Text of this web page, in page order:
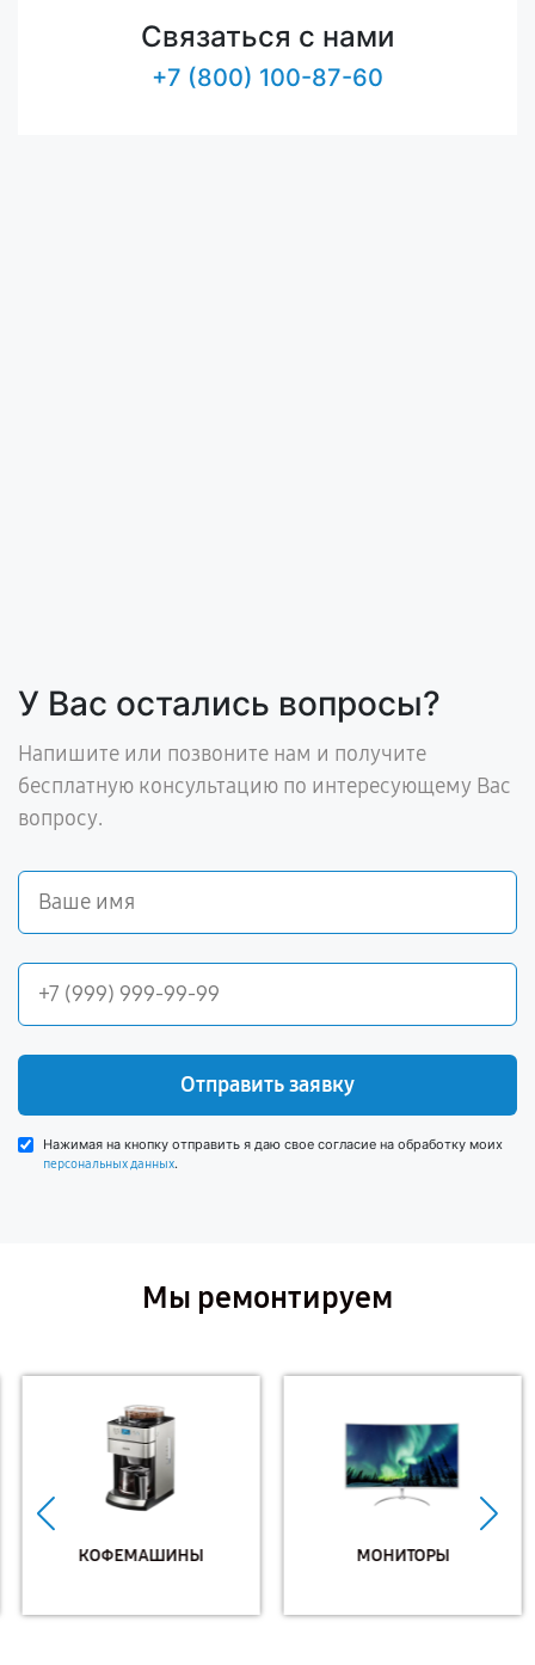
Связаться с нами
+7 (800) 100-87-60
У Вас остались вопросы?
Напишите или позвоните нам и получите
бесплатную консультацию по интересующему Вас
вопросу.
Отправить заявку
Нажимая на кнопку отправить я даю свое согласие на обработку моих
персональных данных.
Мы ремонтируем
КОФЕМАШИНЫ МОНИТОРЫ